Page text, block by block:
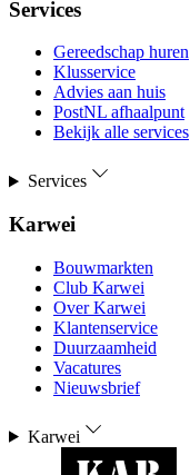
Services
Gereedschap huren
Klusservice
Advies aan huis
PostNL afhaalpunt
Bekijk alle services
Services
Karwei
Bouwmarkten
Club Karwei
Over Karwei
Klantenservice
Duurzaamheid
Vacatures
Nieuwsbrief
Karwei